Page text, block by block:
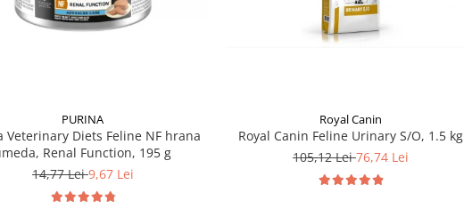
PURINA
Veterinary Diets Feline NF hrana
Renal Function, 195 g
14,77 Lei9,67 Lei
Royal Canin
Royal Canin Feline Urinary S/O, 1.5 kg
105,12 Lei76,74 Lei